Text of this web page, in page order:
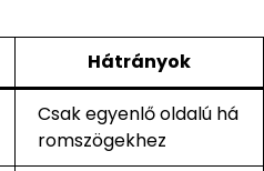
Hátrányok
Csak egyenlő oldalú há
romszögekhez